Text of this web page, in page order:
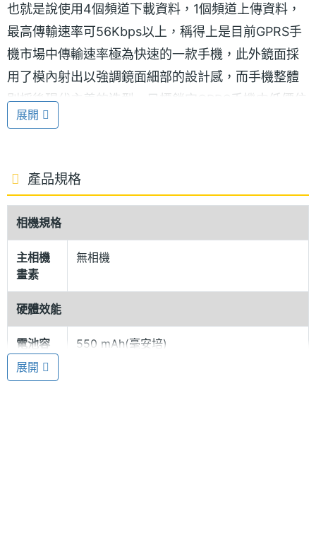
也就是說使用4個頻道下載資料，1個頻道上傳資料，
最高傳輸速率可56Kbps以上，稱得上是目前GPRS手
機市場中傳輸速率極為快速的一款手機，此外鏡面採
用了模內射出以強調鏡面細部的設計感，而手機整體
則採後現代主義的造型、目標鎖定GPRS手機中低價位
的市場，讓想要換GPRS手機的消費者有更好的選擇。
展開
產品規格
相機規格
主相機
畫素
無相機
硬體效能
電池容
量
550 mAh(毫安培)
展開